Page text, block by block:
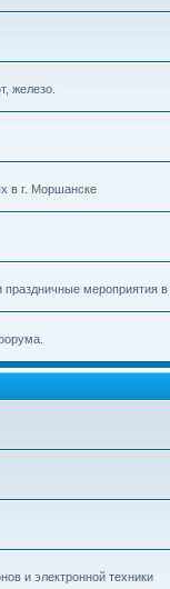
железо.
в г. Моршанске
мероприятия
и электронной техники